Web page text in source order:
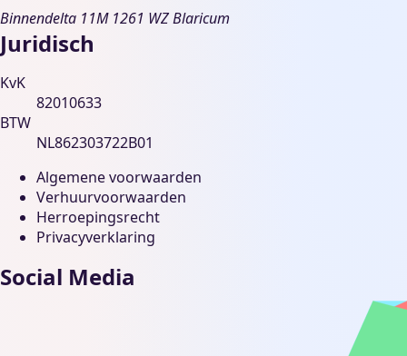
Binnendelta 11M 1261 WZ Blaricum
Juridisch
KvK
82010633
BTW
NL862303722B01
Algemene voorwaarden
Verhuurvoorwaarden
Herroepingsrecht
Privacyverklaring
Social Media